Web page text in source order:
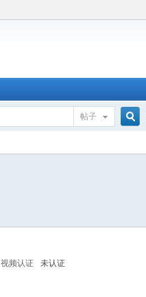
帖子
视频认证 未认证